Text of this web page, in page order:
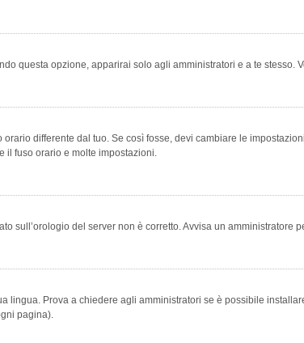
questa opzione, apparirai solo agli amministratori e a te stesso.
differente dal tuo. Se così fosse, devi cambiare le
il fuso orario e molte impostazioni.
sull’orologio del server non è corretto. Avvisa un amministratore
lingua. Prova a chiedere agli amministratori se è possibile
pagina).